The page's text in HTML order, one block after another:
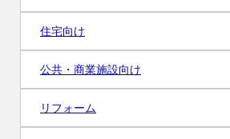
住宅向け
公共・商業施設向け
リフォーム